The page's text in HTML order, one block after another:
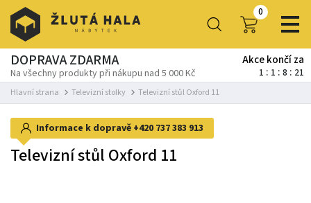
0
DOPRAVA ZDARMA
Na všechny produkty při nákupu nad 5 000 Kč
Akce končí za
1 1 8 21
Hlavní strana Televizní stolky Televizní stůl Oxford 11
Informace k dopravě +420 737 383 913
Televizní stůl Oxford 11